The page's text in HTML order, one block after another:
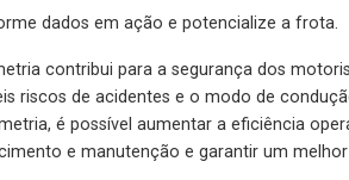
dados em ação e potencialize a frota.
contribui para a segurança dos
riscos de acidentes e o modo de
é possível aumentar a eficiência
e manutenção e garantir um